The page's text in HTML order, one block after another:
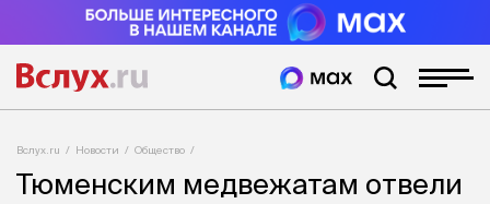
Вслух.ru Новости Общество
Тюменским медвежатам отвели